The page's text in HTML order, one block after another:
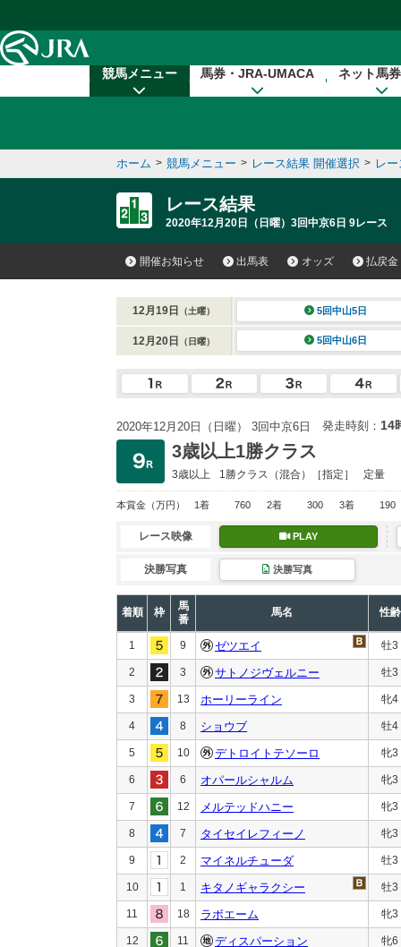
競馬メニュー 馬券・JRA-UMACA ネット馬
ホーム > 競馬メニュー > レース結果 開催選択 > レ
レース結果
2020年12月20日（日曜）3回中京6日 9レース
開催お知らせ 出馬表 オッズ 払戻金
12月19日 （土曜） 5回中山5日
12月20日 （日曜） 5回中山6日
2020年12月20日（日曜） 3回中京6日 発走時刻： 14
3歳以上1勝クラス
3歳以上 1勝クラス （混合）［指定］ 定量
本賞金 （万円） 1着 760 2着 300 3着 190
レース映像 PLAY
決勝写真 決勝写真
着順 枠
馬
番
馬名 性齢
1 9 ゼツエイ 牡3
2 3 サトノジヴェルニー 牡3
3 13 ホーリーライン 牝4
4 8 ショウブ 牡4
5 10 デトロイトテソーロ 牝3
6 6 オパールシャルム 牝3
7 12 メルテッドハニー 牝3
8 7 タイセイレフィーノ 牝3
9 2 マイネルチューダ 牡3
10 1 キタノギャラクシー 牡3
11 18 ラボエーム 牝3
12 11 ディスパーション 牝6